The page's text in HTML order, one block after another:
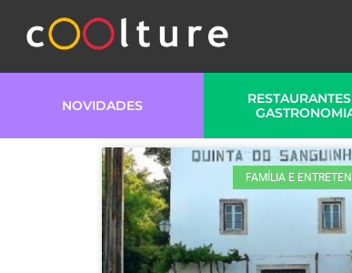
NOVIDADES
FAMÍLIA E